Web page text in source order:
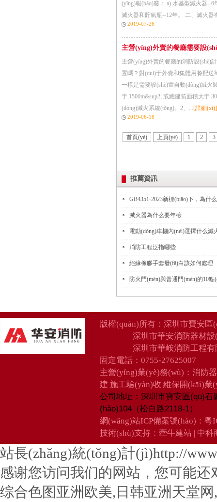
(yīng)報(bào)廢： a) 水基型滅火器--6
滅火器和貯氣瓶--12年。 二、滅火器
2019-07-26
主營(yíng)外賣的餐廳需要設
主營(yíng)外賣的餐廳的消防設(shè)
置嗎？對(duì)于外賣和集體用餐配送
一樣是需要設(shè)置自動(dòng)滅火裝置
于 1500m&sup2; 或總建筑面積大于
(dòng)滅火系統(tǒng)。2、...[詳細(xì)]
2019-06-18
首頁(yè) 上頁(yè) 1 2 3
推薦資訊
GB4351-2023新標(biāo)下，為什
滅火器為什么要年檢
電動(dòng)車棚內(nèi)選擇什么滅
消防工程泛指哪些
絕緣橡膠手套發(fā)白該如何處理
防火門(mén)與普通門(mén)的10點
版權(quán)所有： 深圳市寶安區
深圳市華安消防器材
深圳市華峖消防工程
固定電話：0755-27625007
主營(yíng)業(yè)務(wù)：消防
建 施工驗(yàn)收 維保開(kāi)業
公司地址： 深圳市寶安區(qū)石
(hào)104（松白路2118-1）
網(wǎng)站ICP備案號(hào)： 粵
技術(shù)支持： 牽牛建站 | 中科
站長(zhǎng)統(tǒng)計(jì)http://
感谢您访问我们的网站，您可能还
综合色图亚洲欧美,日韩亚洲天堂